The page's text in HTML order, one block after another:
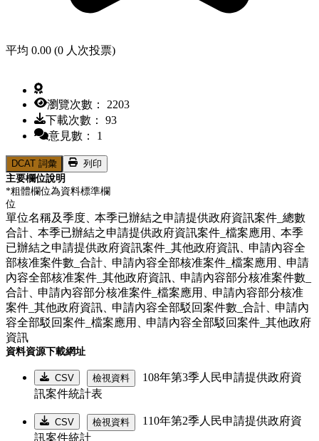
平均 0.00 (0 人次投票)
瀏覽次數： 2203
下載次數： 93
意見數： 1
DCAT 詞彙
列印
主要欄位說明
*粗體欄位為資料標準欄
位
單位名稱及季度、本季已辦結之申請提供政府資訊案件_總數
合計、本季已辦結之申請提供政府資訊案件_檔案應用、本季
已辦結之申請提供政府資訊案件_其他政府資訊、申請內容全
部核准案件數_合計、申請內容全部核准案件_檔案應用、申請
內容全部核准案件_其他政府資訊、申請內容部分核准案件數_
合計、申請內容部分核准案件_檔案應用、申請內容部分核准
案件_其他政府資訊、申請內容全部駁回案件數_合計、申請內
容全部駁回案件_檔案應用、申請內容全部駁回案件_其他政府
資訊
資料資源下載網址
CSV 檢視資料
108年第3季人民申請提供政府資
訊案件統計表
CSV 檢視資料
110年第2季人民申請提供政府資
訊案件統計